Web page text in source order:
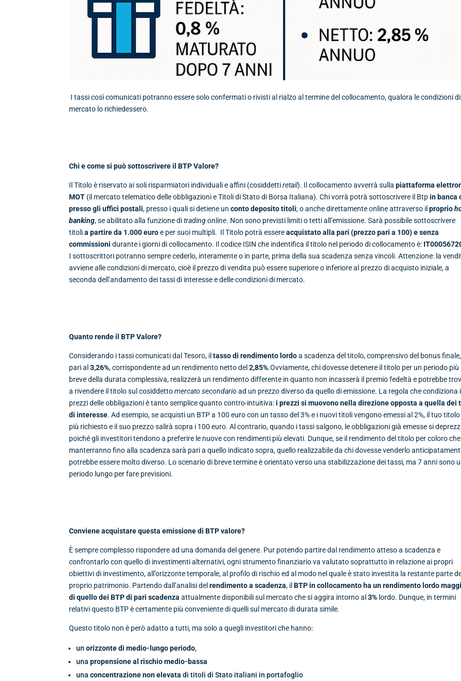
I tassi così comunicati potranno essere solo confermati o rivisti al rialzo al termine del collocamento, qualora le condizioni di
mercato lo richiedessero.
Chi e come si può sottoscrivere il BTP Valore?
Il Titolo è riservato ai soli risparmiatori individuali e affini (cosiddettiretail). Il collocamento avverrà sullapiattaforma
MOT (il mercato telematico delle obbligazioni e Titoli di Stato di Borsa Italiana). Chi vorrà potrà sottoscrivere il Btpin banca
presso gli uffici postali, presso i quali si detiene unconto deposito titoli; o anche direttamente online attraverso ilproprio
banking, se abilitato alla funzione ditrading online. Non sono previsti limiti o tetti all’emissione. Sarà possibile sottoscrivere
titolia partire da 1.000 euroe per suoi multipli. Il Titolo potrà essereacquistato alla pari (prezzo pari a 100) e senza
commissionidurante i giorni di collocamento. Il codice ISIN che indentifica il titolo nel periodo di collocamento è:
I sottoscrittori potranno sempre cederlo, interamente o in parte, prima della sua scadenza senza vincoli. Attenzione: la
avviene alle condizioni di mercato, cioè il prezzo di vendita può essere superiore o inferiore al prezzo di acquisto iniziale, a
seconda dell’andamento dei tassi di interesse e delle condizioni di mercato.
Quanto rende il BTP Valore?
Considerando i tassi comunicati dal Tesoro, iltasso di rendimento lordoa scadenza del titolo, comprensivo del bonus
pari al3,26%, corrispondente ad un rendimento netto del2,85%.Ovviamente, chi dovesse detenere il titolo per un periodo più
breve della durata complessiva, realizzerà un rendimento differente in quanto non incasserà il premio fedeltà e potrebbe
a rivendere il titolo sul cosiddettomercato secondario ad un prezzo diverso da quello di emissione. La regola che condiziona i
prezzi delle obbligazioni è tanto semplice quanto contro-intuitiva:i prezzi si muovono nella direzione opposta a quella dei
di interesse. Ad esempio, se acquisti un BTP a 100 euro con un tasso del 3% e i nuovi titoli vengono emessi al 2%, il tuo
più richiesto e il suo prezzo salirà sopra i 100 euro. Al contrario, quando i tassi salgono, le obbligazioni già emesse si
poiché gli investitori tendono a preferire le nuove con rendimenti più elevati. Dunque, se il rendimento del titolo per coloro
manterranno fino alla scadenza sarà pari a quello indicato sopra, quello realizzabile da chi dovesse venderlo
potrebbe essere molto diverso. Lo scenario di breve termine è orientato verso una stabilizzazione dei tassi, ma 7 anni sono
periodo lungo per fare previsioni.
Conviene acquistare questa emissione di BTP valore?
È sempre complesso rispondere ad una domanda del genere. Pur potendo partire dal rendimento atteso a scadenza e
confrontarlo con quello di investimenti alternativi, ogni strumento finanziario va valutato soprattutto in relazione ai propri
obiettivi di investimento, all’orizzonte temporale, al profilo di rischio ed al modo nel quale è stato investita la restante parte
proprio patrimonio. Partendo dall’analisi delrendimento a scadenza, ilBTP in collocamento ha un rendimento lordo
di quello dei BTP di pari scadenza attualmente disponibili sul mercato che si aggira intorno al3% lordo. Dunque, in termini
relativi questo BTP è certamente più conveniente di quelli sul mercato di durata simile.
Questo titolo non è però adatto a tutti, ma solo a quegli investitori che hanno:
unorizzonte di medio-lungo periodo,
unapropensione al rischio medio-bassa
unaconcentrazione non elevata di titoli di Stato italiani in portafoglio